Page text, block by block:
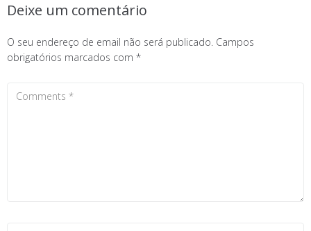
Deixe um comentário
O seu endereço de email não será publicado. Campos
obrigatórios marcados com *